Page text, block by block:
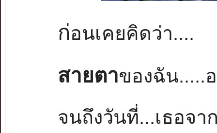
ก่อนเคยคิดว่า....
สายตาของฉัน.....
จนถึงวันที่...เธอจา